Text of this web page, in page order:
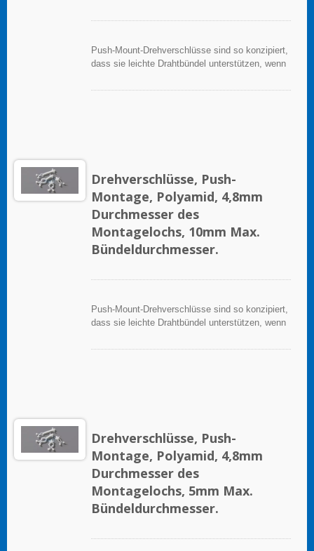
Push-Mount-Drehverschlüsse sind so konzipiert,
dass sie leichte Drahtbündel unterstützen, wenn
fettfreien Oberfläche angebracht werden.
Drehverschlüsse, Push-
Montage, Polyamid, 4,8mm
Durchmesser des
Montagelochs, 10mm Max.
Bündeldurchmesser.
Push-Mount-Drehverschlüsse sind so konzipiert,
dass sie leichte Drahtbündel unterstützen, wenn
fettfreien Oberfläche angebracht werden.
Drehverschlüsse, Push-
Montage, Polyamid, 4,8mm
Durchmesser des
Montagelochs, 5mm Max.
Bündeldurchmesser.